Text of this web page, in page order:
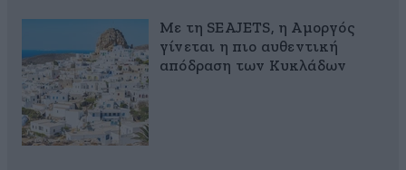
Με τη SEAJETS, η Αμοργός
γίνεται η πιο αυθεντική
απόδραση των Κυκλάδων